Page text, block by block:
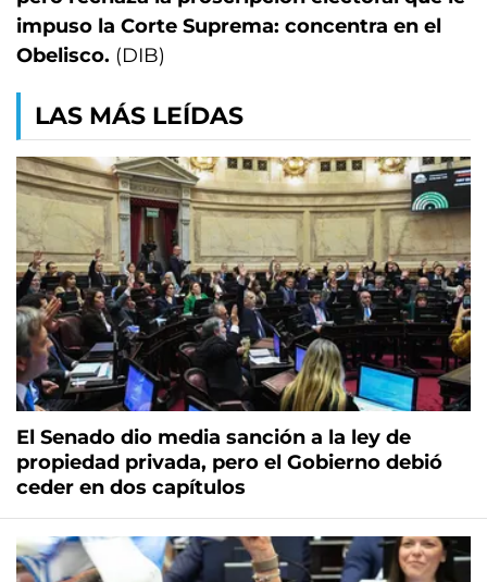
impuso la Corte Suprema: concentra en el
Obelisco. (DIB)
LAS MÁS LEÍDAS
El Senado dio media sanción a la ley de
propiedad privada, pero el Gobierno debió
ceder en dos capítulos